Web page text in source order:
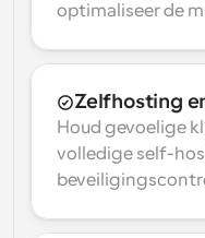
optimaliseer de
Zelfhosting
Houd gevoelige
volledige self-